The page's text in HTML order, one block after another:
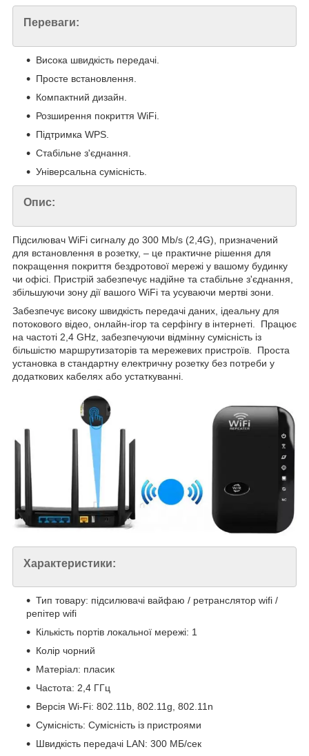
Переваги:
Висока швидкість передачі.
Просте встановлення.
Компактний дизайн.
Розширення покриття WiFi.
Підтримка WPS.
Стабільне з'єднання.
Універсальна сумісність.
Опис:
Підсилювач WiFi сигналу до 300 Mb/s (2,4G), призначений
для встановлення в розетку, – це практичне рішення для
покращення покриття бездротової мережі у вашому будинку
чи офісі. Пристрій забезпечує надійне та стабільне з'єднання,
збільшуючи зону дії вашого WiFi та усуваючи мертві зони.
Забезпечує високу швидкість передачі даних, ідеальну для
потокового відео, онлайн-ігор та серфінгу в інтернеті. Працює
на частоті 2,4 GHz, забезпечуючи відмінну сумісність із
більшістю маршрутизаторів та мережевих пристроїв. Проста
установка в стандартну електричну розетку без потреби у
додаткових кабелях або устаткуванні.
Характеристики:
Тип товару: підсилювачі вайфаю / ретранслятор wifi /
репітер wifi
Кількість портів локальної мережі: 1
Колір чорний
Матеріал: пласик
Частота: 2,4 ГГц
Версія Wi-Fi: 802.11b, 802.11g, 802.11n
Сумісність: Сумісність із пристроями
Швидкість передачі LAN: 300 МБ/сек